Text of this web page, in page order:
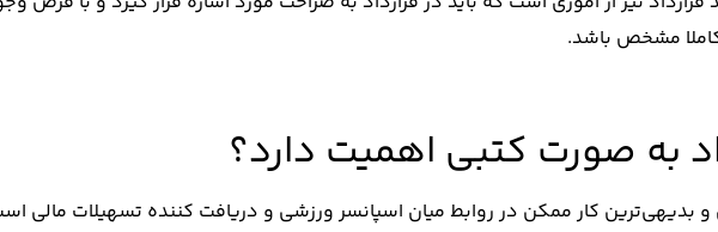
مشخص باشد.
به صورت کتبی اهمیت دارد؟
بدیهی‌ترین کار ممکن در روابط میان اسپانسر ورزشی و دریافت کننده تسهیلات مالی